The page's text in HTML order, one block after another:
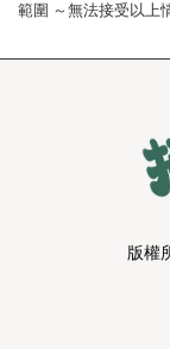
範圍 ～無法接受以上
版權